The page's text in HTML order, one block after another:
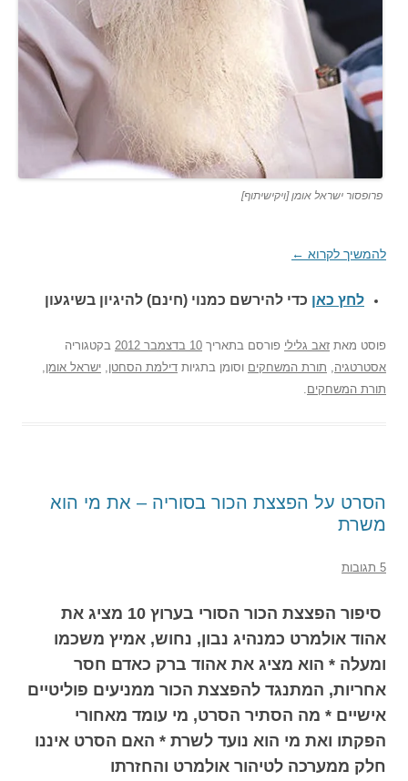
פרופסור ישראל אומן [ויקישיתוף]
להמשיך לקרוא ←
לחץ כאן כדי להירשם כמנוי (חינם) להיגיון בשיגעון
פוסט מאת זאב גלילי פורסם בתאריך 10 בדצמבר 2012
בקטגוריה
אסטרטגיה
תורת המשחקים וסומן בתגיות דילמת הסחטן ישראל אומן
תורת המשחקים
הסרט על הפצצת הכור בסוריה – את מי הוא
משרת
5 תגובות
סיפור הפצצת הכור הסורי בערוץ 10 מציג את
אהוד אולמרט כמנהיג נבון, נחוש, אמיץ משכמו
ומעלה * הוא מציג את אהוד ברק כאדם חסר
אחריות, המתנגד להפצצת הכור ממניעים פוליטיים
אישיים * מה הסתיר הסרט, מי עומד מאחורי
הפקתו ואת מי הוא נועד לשרת * האם הסרט איננו
חלק ממערכה לטיהור אולמרט והחזרתו